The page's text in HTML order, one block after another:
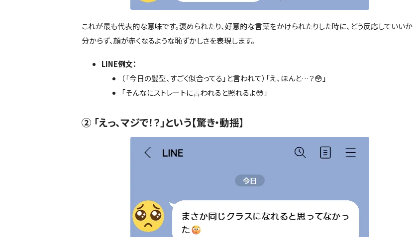
これが最も代表的な意味です。褒められたり、好意的な言葉をかけられたりした時に、どう反応していいか
分からず、顔が赤くなるような恥ずかしさを表現します。
LINE例文：
（「今日の髪型、すごく似合ってる」と言われて）「え、ほんと…？😳」
「そんなにストレートに言われると照れるよ😳」
② 「えっ、マジで！？」という【驚き・動揺】